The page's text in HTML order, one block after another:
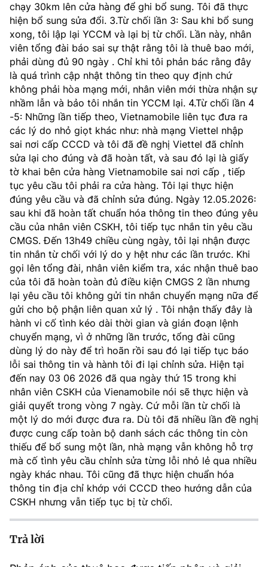
Năng lượng nguyên tử
Nhiệm vụ trọng tâm
Chọn ngôn ngữ
Vietnamese English
BỘ KHOA HỌC VÀ CÔNG NGHỆ
MINISTRY OF SCIENCE AND TECHNOLOGY
Điều khoản sử dụng Theo dõi MST: Góp ý
Cơ quan chủ quản: Bộ Khoa học và Công nghệ (MST)
Chịu trách nhiệm nội dung: Nguyễn Thị Hải Hằng
Giám đốc Trung tâm Truyền thông Khoa học và Công nghệ.
Liên hệ
Địa chỉ: Ban Biên tập Cổng TTĐT - 18 Nguyễn Du, TP. Hà Nội
Điện thoại: 024 3936 9506
Email:
stc@mst.gov.vn
©2026 Bản quyền thuộc Bộ Khoa Học và Công Nghệ
(Ghi rõ nguồn "https://mst.gov.vn" khi phát hành lại thông tin từ
website này)
chạy 30km lên cửa hàng để ghi bổ sung. Tôi đã thực
hiện bổ sung sửa đổi. 3.Từ chối lần 3: Sau khi bổ sung
xong, tôi lập lại YCCM và lại bị từ chối. Lần này, nhân
viên tổng đài báo sai sự thật rằng tôi là thuê bao mới,
phải dùng đủ 90 ngày . Chỉ khi tôi phản bác rằng đây
là quá trình cập nhật thông tin theo quy định chứ
không phải hòa mạng mới, nhân viên mới thừa nhận sự
nhầm lẫn và bảo tôi nhắn tin YCCM lại. 4.Từ chối lần 4
-5: Những lần tiếp theo, Vietnamobile liên tục đưa ra
các lý do nhỏ giọt khác như: nhà mạng Viettel nhập
sai nơi cấp CCCD và tôi đã đề nghị Viettel đã chỉnh
sửa lại cho đúng và đã hoàn tất, và sau đó lại là giấy
tờ khai bên cửa hàng Vietnamobile sai nơi cấp , tiếp
tục yêu cầu tôi phải ra cửa hàng. Tôi lại thực hiện
đúng yêu cầu và đã chỉnh sửa đúng. Ngày 12.05.2026:
sau khi đã hoàn tất chuẩn hóa thông tin theo đúng yêu
cầu của nhân viên CSKH, tôi tiếp tục nhắn tin yêu cầu
CMGS. Đến 13h49 chiều cùng ngày, tôi lại nhận được
tin nhắn từ chối với lý do y hệt như các lần trước. Khi
gọi lên tổng đài, nhân viên kiểm tra, xác nhận thuê bao
của tôi đã hoàn toàn đủ điều kiện CMGS 2 lần nhưng
lại yêu cầu tôi không gửi tin nhắn chuyển mạng nữa để
gửi cho bộ phận liên quan xử lý . Tôi nhận thấy đây là
hành vi cố tình kéo dài thời gian và gián đoạn lệnh
chuyển mạng, vì ở những lần trước, tổng đài cũng
dùng lý do này để trì hoãn rồi sau đó lại tiếp tục báo
lỗi sai thông tin và hành tôi đi lại chỉnh sửa. Hiện tại
đến nay 03 06 2026 đã qua ngày thứ 15 trong khi
nhân viên CSKH của Vienamobile nói sẽ thực hiện và
giải quyết trong vòng 7 ngày. Cứ mỗi lần từ chối là
một lý do mới được đưa ra. Dù tôi đã nhiều lần đề nghị
được cung cấp toàn bộ danh sách các thông tin còn
thiếu để bổ sung một lần, nhà mạng vẫn không hỗ trợ
mà cố tình yêu cầu chỉnh sửa từng lỗi nhỏ lẻ qua nhiều
ngày khác nhau. Tôi cũng đã thực hiện chuẩn hóa
thông tin địa chỉ khớp với CCCD theo hướng dẫn của
CSKH nhưng vẫn tiếp tục bị từ chối.
Trả lời